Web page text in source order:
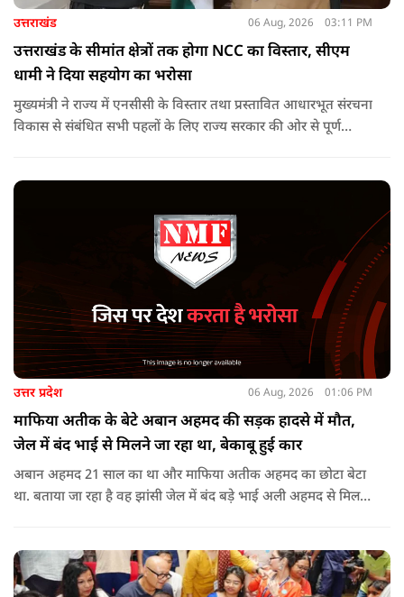
उत्तराखंड 06 Aug, 2026 03:11 PM
उत्तराखंड के सीमांत क्षेत्रों तक होगा NCC का विस्तार, सीएम
धामी ने दिया सहयोग का भरोसा
मुख्यमंत्री ने राज्य में एनसीसी के विस्तार तथा प्रस्तावित आधारभूत संरचना
विकास से संबंधित सभी पहलों के लिए राज्य सरकार की ओर से पूर्ण
उत्तर प्रदेश 06 Aug, 2026 01:06 PM
माफिया अतीक के बेटे अबान अहमद की सड़क हादसे में मौत,
जेल में बंद भाई से मिलने जा रहा था, बेकाबू हुई कार
अबान अहमद 21 साल का था और माफिया अतीक अहमद का छोटा बेटा
था. बताया जा रहा है वह झांसी जेल में बंद बड़े भाई अली अहमद से मिलने